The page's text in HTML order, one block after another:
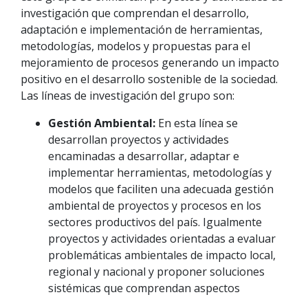
investigación que comprendan el desarrollo,
adaptación e implementación de herramientas,
metodologías, modelos y propuestas para el
mejoramiento de procesos generando un impacto
positivo en el desarrollo sostenible de la sociedad.
Las líneas de investigación del grupo son:
Gestión Ambiental: En esta línea se
desarrollan proyectos y actividades
encaminadas a desarrollar, adaptar e
implementar herramientas, metodologías y
modelos que faciliten una adecuada gestión
ambiental de proyectos y procesos en los
sectores productivos del país. Igualmente
proyectos y actividades orientadas a evaluar
problemáticas ambientales de impacto local,
regional y nacional y proponer soluciones
sistémicas que comprendan aspectos